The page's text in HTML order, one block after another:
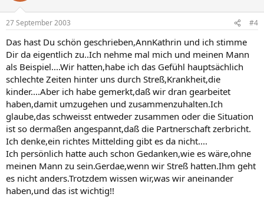
27 September 2003 #4
Das hast Du schön geschrieben,AnnKathrin und ich stimme
Dir da eigentlich zu..Ich nehme mal mich und meinen Mann
als Beispiel....Wir hatten,habe ich das Gefühl hauptsächlich
schlechte Zeiten hinter uns durch Streß,Krankheit,die
kinder....Aber ich habe gemerkt,daß wir dran gearbeitet
haben,damit umzugehen und zusammenzuhalten.Ich
glaube,das schweisst entweder zusammen oder die Situation
ist so dermaßen angespannt,daß die Partnerschaft zerbricht.
Ich denke,ein richtes Mittelding gibt es da nicht....
Ich persönlich hatte auch schon Gedanken,wie es wäre,ohne
meinen Mann zu sein.Gerdae,wenn wir Streß hatten.Ihm geht
es nicht anders.Trotzdem wissen wir,was wir aneinander
haben,und das ist wichtig!!